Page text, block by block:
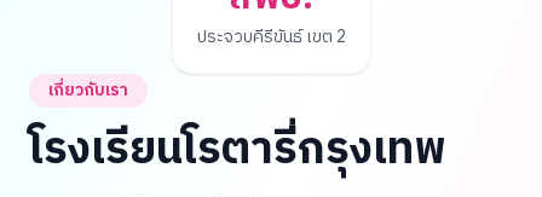
ประจวบคีรีขันธ์ เขต 2
เกี่ยวกับเรา
โรงเรียนโรตารี่กรุงเทพ